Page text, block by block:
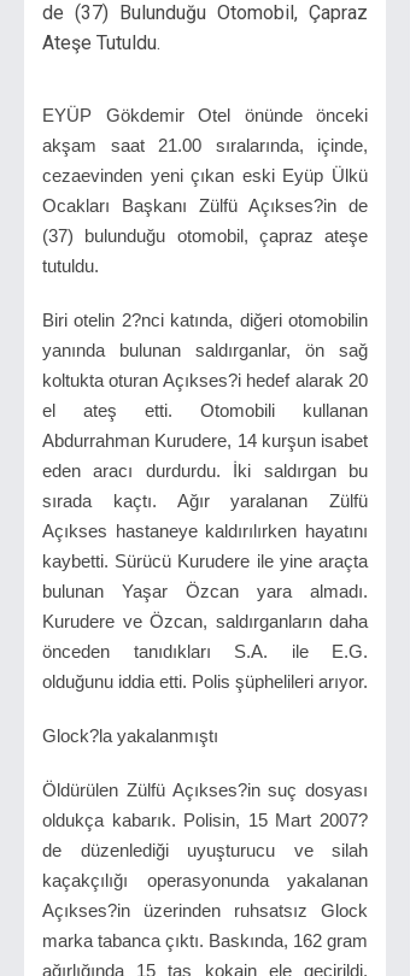
de (37) Bulunduğu Otomobil, Çapraz
Ateşe Tutuldu.
EYÜP Gökdemir Otel önünde önceki
akşam saat 21.00 sıralarında, içinde,
cezaevinden yeni çıkan eski Eyüp Ülkü
Ocakları Başkanı Zülfü Açıkses?in de
(37) bulunduğu otomobil, çapraz ateşe
tutuldu.
Biri otelin 2?nci katında, diğeri otomobilin
yanında bulunan saldırganlar, ön sağ
koltukta oturan Açıkses?i hedef alarak 20
el ateş etti. Otomobili kullanan
Abdurrahman Kurudere, 14 kurşun isabet
eden aracı durdurdu. İki saldırgan bu
sırada kaçtı. Ağır yaralanan Zülfü
Açıkses hastaneye kaldırılırken hayatını
kaybetti. Sürücü Kurudere ile yine araçta
bulunan Yaşar Özcan yara almadı.
Kurudere ve Özcan, saldırganların daha
önceden tanıdıkları S.A. ile E.G.
olduğunu iddia etti. Polis şüphelileri arıyor.
Glock?la yakalanmıştı
Öldürülen Zülfü Açıkses?in suç dosyası
oldukça kabarık. Polisin, 15 Mart 2007?
de düzenlediği uyuşturucu ve silah
kaçakçılığı operasyonunda yakalanan
Açıkses?in üzerinden ruhsatsız Glock
marka tabanca çıktı. Baskında, 162 gram
ağırlığında 15 taş kokain ele geçirildi.